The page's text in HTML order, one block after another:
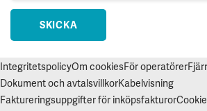
SKICKA
IntegritetspolicyOm cookiesFör operatörer
Dokument och avtalsvillkorKabelvisning
Faktureringsuppgifter för inköpsfakturor